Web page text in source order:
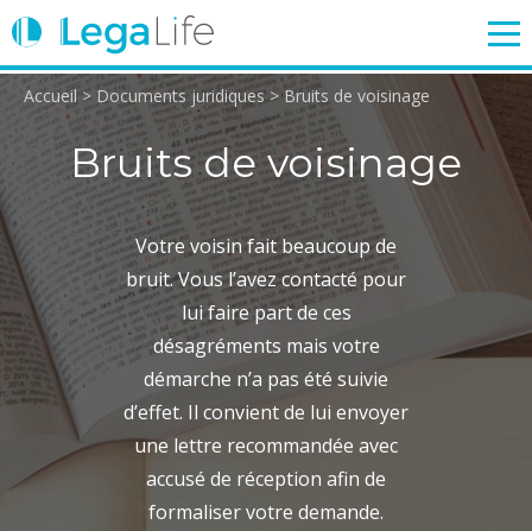
ENTREPRISE TRAVAIL IMMOBILIER FAMILLE
Login
Accueil> Documents juridiques>Bruits de voisinage
Bruits de voisinage
Votre voisin fait beaucoup de
bruit. Vous l’avez contacté pour
lui faire part de ces
désagréments mais votre
démarche n’a pas été suivie
d’effet. Il convient de lui envoyer
une lettre recommandée avec
accusé de réception afin de
formaliser votre demande.